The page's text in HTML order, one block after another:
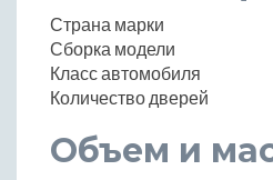
Страна марки
Сборка модели
Класс автомобиля
Количество дверей
Объем и